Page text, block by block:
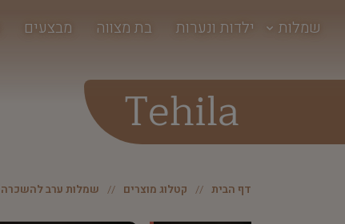
שמלות ילדות ונערות בת מצווה מבצעים
Tehila
דף הבית קטלוג מוצרים שמלות ערב להשכרה